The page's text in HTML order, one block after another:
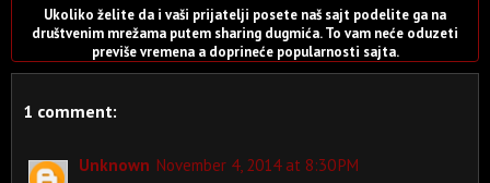
Ukoliko želite da i vaši prijatelji posete naš sajt podelite ga na
društvenim mrežama putem sharing dugmića. To vam neće oduzeti
previše vremena a doprineće popularnosti sajta.
1 comment:
Unknown November 4, 2014 at 8:30 PM